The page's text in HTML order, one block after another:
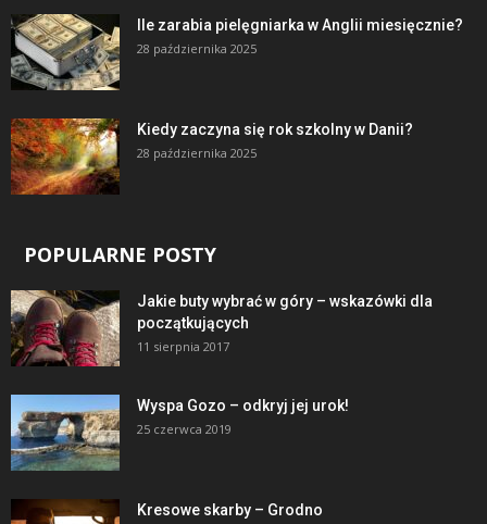
Ile zarabia pielęgniarka w Anglii miesięcznie?
28 października 2025
Kiedy zaczyna się rok szkolny w Danii?
28 października 2025
POPULARNE POSTY
Jakie buty wybrać w góry – wskazówki dla
początkujących
11 sierpnia 2017
Wyspa Gozo – odkryj jej urok!
25 czerwca 2019
Kresowe skarby – Grodno